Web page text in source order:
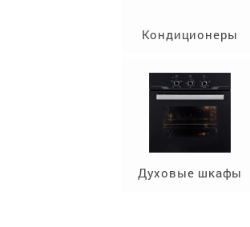
Кондиционеры
Духовые шкафы